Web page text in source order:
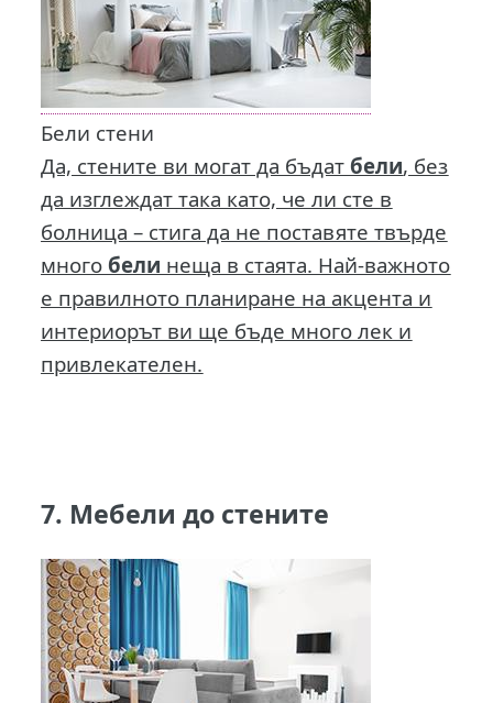
Бели стени
Да, стените ви могат да бъдатбели, без
да изглеждат така като, че ли сте в
болница – стига да не поставяте твърде
многобели неща в стаята. Най-важното
е правилното планиране на акцента и
интериорът ви ще бъде много лек и
привлекателен.
7. Мебели до стените